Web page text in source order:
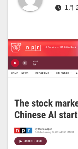
1月